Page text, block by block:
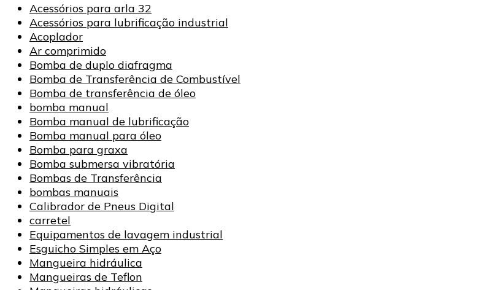
Acessórios para arla 32
Acessórios para lubrificação industrial
Acoplador
Ar comprimido
Bomba de duplo diafragma
Bomba de Transferência de Combustível
Bomba de transferência de óleo
bomba manual
Bomba manual de lubrificação
Bomba manual para óleo
Bomba para graxa
Bomba submersa vibratória
Bombas de Transferência
bombas manuais
Calibrador de Pneus Digital
carretel
Equipamentos de lavagem industrial
Esguicho Simples em Aço
Mangueira hidráulica
Mangueiras de Teflon